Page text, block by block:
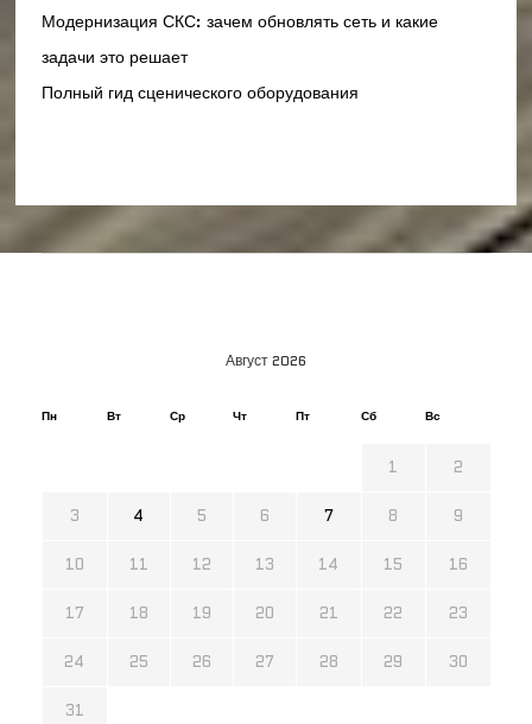
Модернизация СКС: зачем обновлять сеть и какие
задачи это решает
Полный гид сценического оборудования
Август 2026
Пн Вт Ср Чт Пт Сб Вс
1 2
3 4 5 6 7 8 9
10 11 12 13 14 15 16
17 18 19 20 21 22 23
24 25 26 27 28 29 30
31